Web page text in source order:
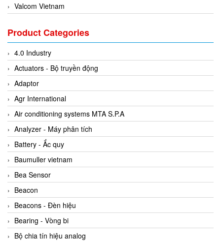
Valcom Vietnam
3CTEST Vietnam
4B VietNam Vietnam
ABB Vietnam
AC Infinity Vietnam
AC&E Telecommunications
AC&T Vietnam
Accepta Vietnam
ACCUMAC Vietnam
AccuWeb Vietnam
Acey
ACOEM Vietnam
ADCA Vietnam
ADFweb Vietnam
Adler Vietnam
Product Categories
4.0 Industry
Actuators - Bộ truyền động
Adaptor
Agr International
Air conditioning systems MTA S.P.A
Analyzer - Máy phân tích
Battery - Ắc quy
Baumuller vietnam
Bea Sensor
Beacon
Beacons - Đèn hiệu
Bearing - Vòng bi
Bộ chia tín hiệu analog